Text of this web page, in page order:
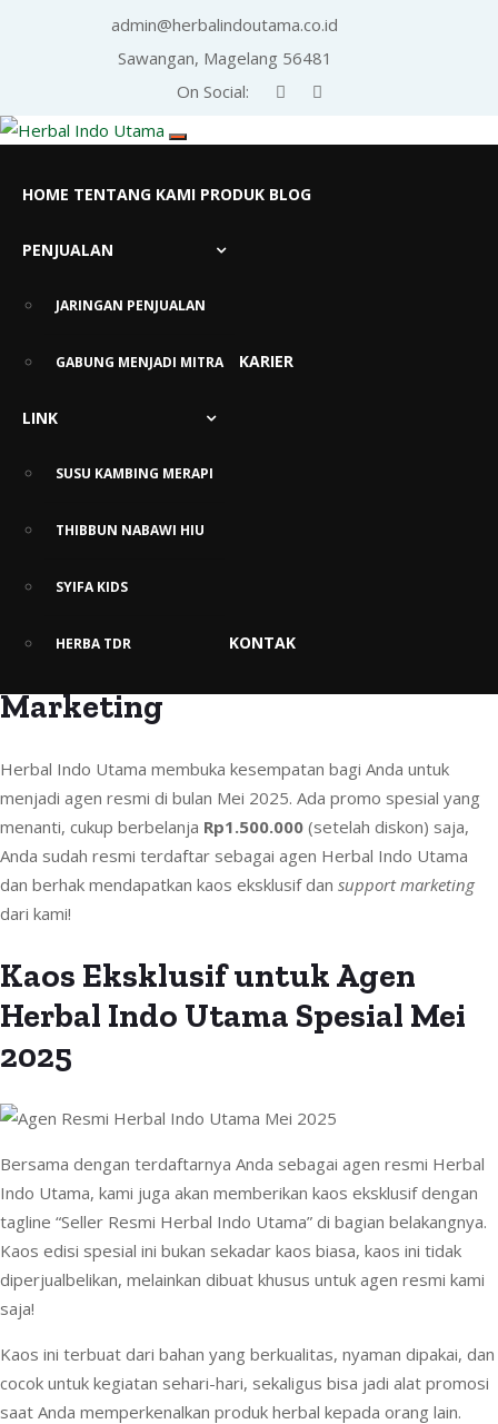
admin@herbalindoutama.co.id
Sawangan, Magelang 56481
On Social:
HOME TENTANG KAMI PRODUK BLOG
PENJUALAN
JARINGAN PENJUALAN
GABUNG MENJADI MITRA KARIER
LINK
SUSU KAMBING MERAPI
THIBBUN NABAWI HIU
SYIFA KIDS
HERBA TDR KONTAK
Info Sehat Herbal Indo
Utama
Gabung Jadi Agen Herbal Indo
Utama di Bulan Mei 2025, Gratis
Marketing
Herbal Indo Utama membuka kesempatan bagi Anda untuk
menjadi agen resmi di bulan Mei 2025. Ada promo spesial yang
menanti, cukup berbelanja Rp1.500.000 (setelah diskon) saja,
Anda sudah resmi terdaftar sebagai agen Herbal Indo Utama
dan berhak mendapatkan kaos eksklusif dan support marketing
dari kami!
Kaos Eksklusif untuk Agen
Herbal Indo Utama Spesial Mei
2025
Bersama dengan terdaftarnya Anda sebagai agen resmi Herbal
Indo Utama, kami juga akan memberikan kaos eksklusif dengan
tagline “Seller Resmi Herbal Indo Utama” di bagian belakangnya.
Kaos edisi spesial ini bukan sekadar kaos biasa, kaos ini tidak
diperjualbelikan, melainkan dibuat khusus untuk agen resmi kami
saja!
Kaos ini terbuat dari bahan yang berkualitas, nyaman dipakai, dan
cocok untuk kegiatan sehari-hari, sekaligus bisa jadi alat promosi
saat Anda memperkenalkan produk herbal kepada orang lain.